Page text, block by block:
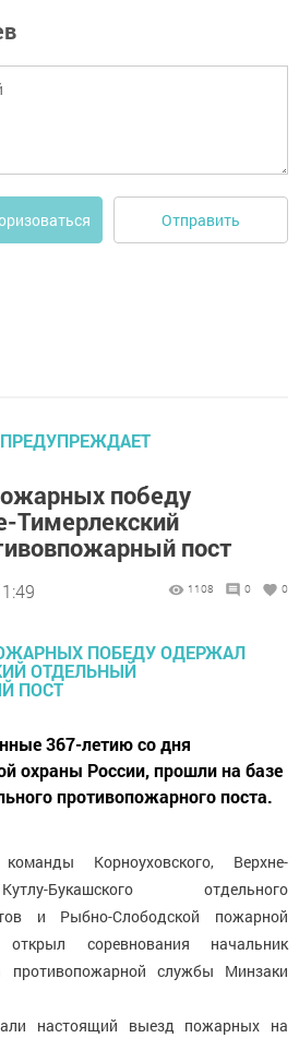
Отправить
победу
Тимерлекский
пост
1108 0 0
367-летию со дня
охраны России, прошли на базе
противопожарного поста.
Корноуховского, Верхне-
Букашского отдельного
и Рыбно-Слободской пожарной
соревнования начальник
противопожарной службы Минзаки
настоящий выезд пожарных на